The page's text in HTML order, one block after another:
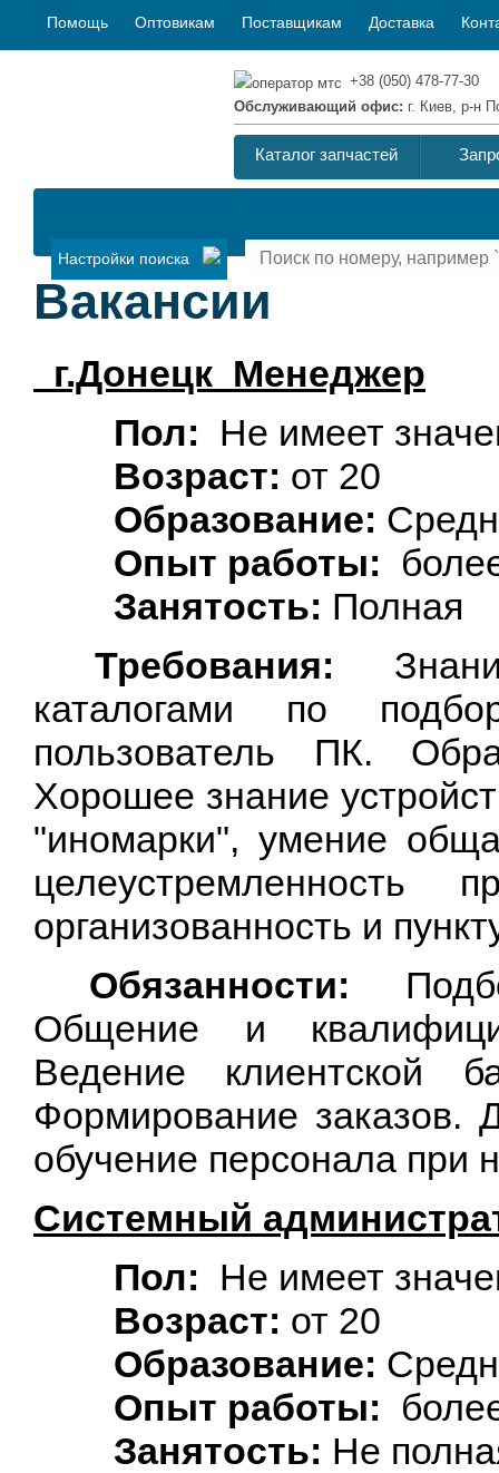
Помощь Оптовикам Поставщикам Доставка
+38 (050) 478-77-30
Обслуживающий офис: г. Киев, р-н
Каталог запчастей
Настройки поиска
Вакансии
г.Донецк Менеджер
Пол: Не имеет
Возраст: от 20
Образование:
Опыт работы:
Занятость: Полная
Требования:
каталогами по
пользователь ПК.
Хорошее знание
"иномарки", умение
целеустремленность
организованность и
Обязанности:
Общение и
Ведение клиентской
Формирование заказов.
обучение персонала при
Системный
Пол: Не имеет
Возраст: от 20
Образование:
Опыт работы:
Занятость: Не